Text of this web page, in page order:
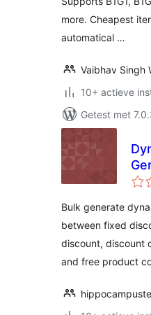
more. Cheapest
automatical …
Vaibhav Singh
10+ actieve
Getest met
Bulk generate
between fixed
discount, discount
and free product